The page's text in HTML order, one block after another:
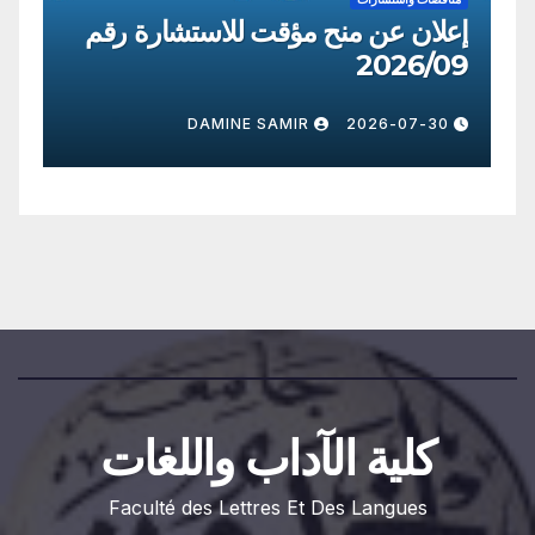
إعلان عن منح مؤقت للاستشارة رقم
2026/8
2026-07-30
DAMINE SAMIR
كلية الآداب واللغات
Faculté des Lettres Et Des Langues